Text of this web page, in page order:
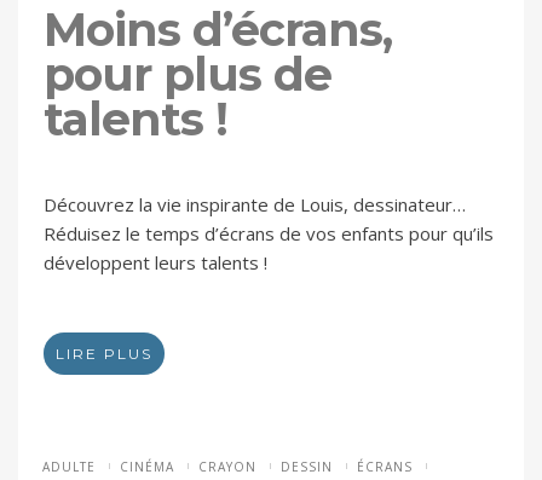
Moins d’écrans,
pour plus de
talents !
Découvrez la vie inspirante de Louis, dessinateur…
Réduisez le temps d’écrans de vos enfants pour qu’ils
développent leurs talents !
LIRE PLUS
ADULTE CINÉMA CRAYON DESSIN
ÉCRANS